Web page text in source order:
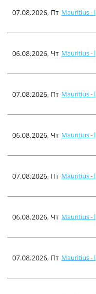
07.08.2026, Пт Mauritius - l
06.08.2026, Чт Mauritius - l
07.08.2026, Пт Mauritius - l
06.08.2026, Чт Mauritius - l
07.08.2026, Пт Mauritius - l
06.08.2026, Чт Mauritius - l
07.08.2026, Пт Mauritius - l